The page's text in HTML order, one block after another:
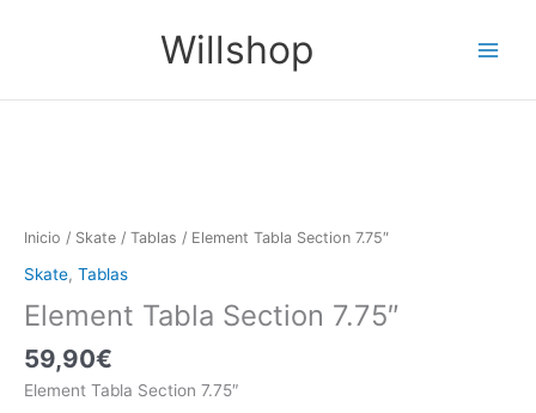
Willshop
Menu
Inicio / Skate / Tablas / Element Tabla Section 7.75″
Skate, Tablas
Element Tabla Section 7.75″
59,90€
Element Tabla Section 7.75″
Section
cantidad